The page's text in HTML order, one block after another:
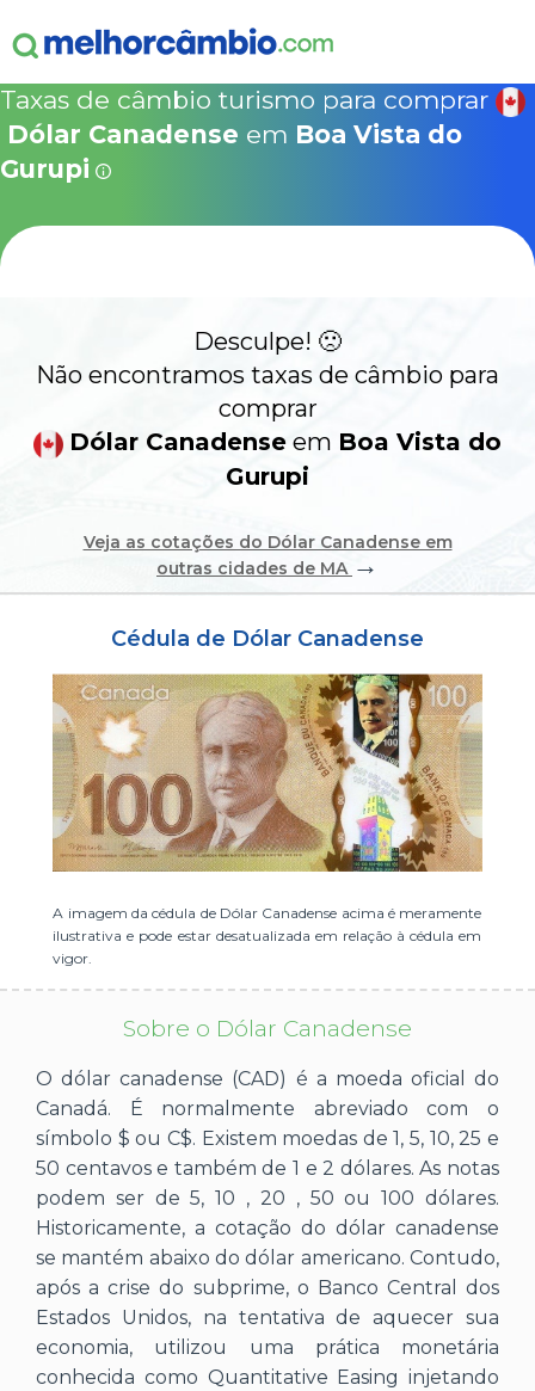
15% Seguro Viagem 15% Proteção de Bagagem
SegurosPromo.com.br
NOVA COTAÇÃO
COMO FUNCIONA
DÓLAR CANADENSE HOJE
CONTA INTERNACIONAL NOVO
ÁREA DO CLIENTE
ou cadastre-se se ainda não tem registro:
Taxas de câmbio turismo para comprar
Dólar Canadense em Boa Vista do
Gurupi
Desculpe! 🙁
Não encontramos taxas de câmbio para
comprar
Dólar Canadense em Boa Vista do
Gurupi
Veja as cotações do Dólar Canadense em
outras cidades de MA →
Cédula de Dólar Canadense
A imagem da cédula de Dólar Canadense acima é meramente
ilustrativa e pode estar desatualizada em relação à cédula em
vigor.
Sobre o Dólar Canadense
O dólar canadense (CAD) é a moeda oficial do
Canadá. É normalmente abreviado com o
símbolo $ ou C$. Existem moedas de 1, 5, 10, 25 e
50 centavos e também de 1 e 2 dólares. As notas
podem ser de 5, 10 , 20 , 50 ou 100 dólares.
Historicamente, a cotação do dólar canadense
se mantém abaixo do dólar americano. Contudo,
após a crise do subprime, o Banco Central dos
Estados Unidos, na tentativa de aquecer sua
economia, utilizou uma prática monetária
conhecida como Quantitative Easing injetando